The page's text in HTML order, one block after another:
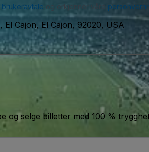
brukeravtale og erkjenner våre
El Cajon, El Cajon, 92020, USA
og selge billetter med 100 %